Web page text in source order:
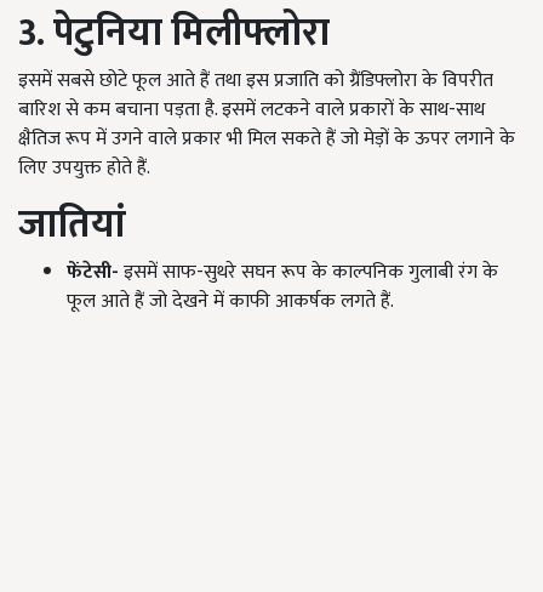
3. पेटुनिया मिलीफ्लोरा
इसमें सबसे छोटे फूल आते हैं तथा इस प्रजाति को ग्रैंडिफ्लोरा के विपरीत
बारिश से कम बचाना पड़ता है. इसमें लटकने वाले प्रकारों के साथ-साथ
क्षैतिज रूप में उगने वाले प्रकार भी मिल सकते हैं जो मेड़ों के ऊपर लगाने के
लिए उपयुक्त होते हैं.
जातियां
फेंटेसी-इसमें साफ-सुथरे सघन रूप के काल्पनिक गुलाबी रंग के
फूल आते हैं जो देखने में काफी आकर्षक लगते हैं.